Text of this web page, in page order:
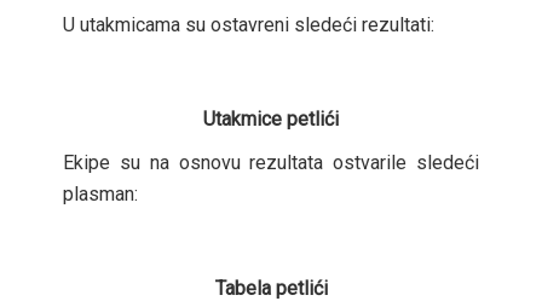
U utakmicama su ostavreni sledeći rezultati:
Utakmice petlići
Ekipe su na osnovu rezultata ostvarile sledeći
plasman:
Tabela petlići